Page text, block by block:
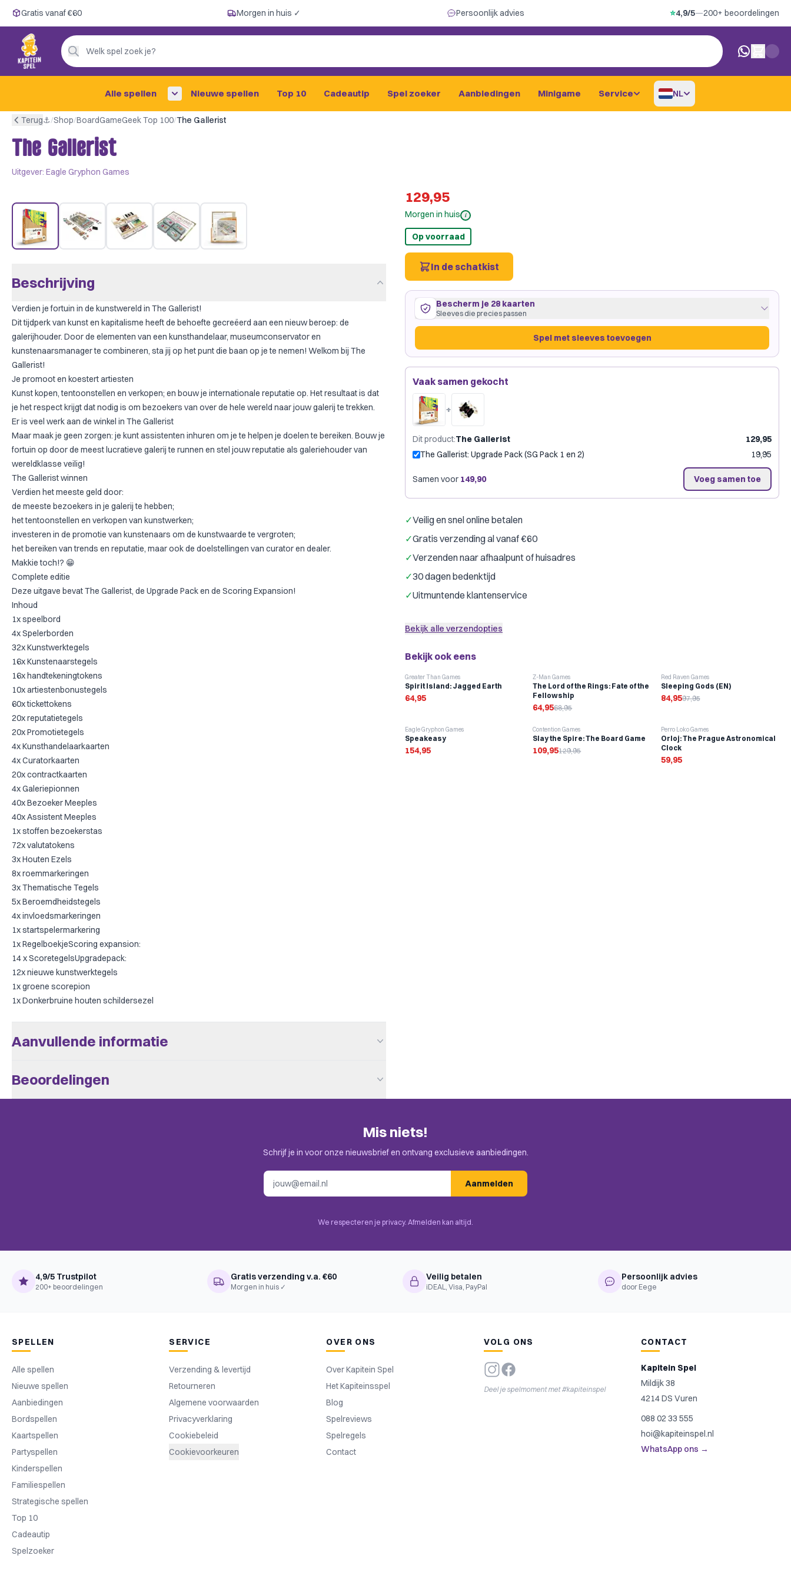
Gratis vanaf €60
Morgen in huis ✓
Persoonlijk advies
4,9/5 —
200+ beoordelingen
Gratis vanaf €60 Morgen in huis ✓ Persoonlijk advies ⭐4,9/5—200+ beoordelingen
Welk spel zoek je?
0 artikelen
Alle spellen Nieuwe spellen Top 10 Cadeautip Spel zoeker Aanbiedingen Minigame Service NL
Terug⚓︎/Shop/BoardGameGeek Top 100/The Gallerist
The Gallerist
Uitgever: Eagle Gryphon Games
Beschrijving
Verdien je fortuin in de kunstwereld in The Gallerist!
Dit tijdperk van kunst en kapitalisme heeft de behoefte gecreëerd aan een nieuw beroep: de
galerijhouder. Door de elementen van een kunsthandelaar, museumconservator en
kunstenaarsmanager te combineren, sta jij op het punt die baan op je te nemen! Welkom bij The
Gallerist!
Je promoot en koestert artiesten
Kunst kopen, tentoonstellen en verkopen; en bouw je internationale reputatie op. Het resultaat is dat
je het respect krijgt dat nodig is om bezoekers van over de hele wereld naar jouw galerij te trekken.
Er is veel werk aan de winkel in The Gallerist
Maar maak je geen zorgen: je kunt assistenten inhuren om je te helpen je doelen te bereiken. Bouw je
fortuin op door de meest lucratieve galerij te runnen en stel jouw reputatie als galeriehouder van
wereldklasse veilig!
The Gallerist winnen
Verdien het meeste geld door:
de meeste bezoekers in je galerij te hebben;
het tentoonstellen en verkopen van kunstwerken;
investeren in de promotie van kunstenaars om de kunstwaarde te vergroten;
het bereiken van trends en reputatie, maar ook de doelstellingen van curator en dealer.
Makkie toch!? 😁
Complete editie
Deze uitgave bevat The Gallerist, de Upgrade Pack en de Scoring Expansion!
Inhoud
1x speelbord
4x Spelerborden
32x Kunstwerktegels
16x Kunstenaarstegels
16x handtekeningtokens
10x artiestenbonustegels
60x tickettokens
20x reputatietegels
20x Promotietegels
4x Kunsthandelaarkaarten
4x Curatorkaarten
20x contractkaarten
4x Galeriepionnen
40x Bezoeker Meeples
40x Assistent Meeples
1x stoffen bezoekerstas
72x valutatokens
3x Houten Ezels
8x roemmarkeringen
3x Thematische Tegels
5x Beroemdheidstegels
4x invloedsmarkeringen
1x startspelermarkering
1x RegelboekjeScoring expansion:
14 x ScoretegelsUpgradepack:
12x nieuwe kunstwerktegels
1x groene scorepion
1x Donkerbruine houten schildersezel
Aanvullende informatie
Commodity Speculation, Contracts, Different Worker Types,
Investment, Open Drafting, Resource to Move, Solo / Solitaire
Beoordelingen
Alleen klanten die dit spel kochten kunnen een beoordeling plaatsen. Check de uitnodiging in je
129,95
Morgen in huis i
Op voorraad
In de schatkist
Bescherm je 28 kaarten
Sleeves die precies passen
Spel met sleeves toevoegen
past precies·Dragon Shield European Mini
Merk: Dragon Shield
Spel met sleeves toevoegen
Vaak samen gekocht
+
Dit product:The Gallerist
129,95
The Gallerist: Upgrade Pack (SG Pack 1 en 2)
19,95
Samen voor 149,90 Voeg samen toe
✓Veilig en snel online betalen
✓Gratis verzending al vanaf €60
✓Verzenden naar afhaalpunt of huisadres
✓30 dagen bedenktijd
✓Uitmuntende klantenservice
Bekijk alle verzendopties
Bekijk ook eens
Greater Than Games
Spirit Island: Jagged Earth
64,95
-6%
Z-Man Games
The Lord of the Rings: Fate of the
Fellowship
64,9568,95
-13%
Red Raven Games
Sleeping Gods (EN)
84,9597,95
Eagle Gryphon Games
Speakeasy
154,95
-15%
Contention Games
Slay the Spire: The Board Game
109,95129,95
Perro Loko Games
Orloj: The Prague Astronomical
Clock
59,95
Mis niets!
Schrijf je in voor onze nieuwsbrief en ontvang exclusieve aanbiedingen.
Aanmelden
We respecteren je privacy. Afmelden kan altijd.
4,9/5 Trustpilot
200+ beoordelingen
Gratis verzending v.a. €60
Morgen in huis ✓
Veilig betalen
iDEAL, Visa, PayPal
Persoonlijk advies
door Eege
SPELLEN
Alle spellen
Nieuwe spellen
Aanbiedingen
Bordspellen
Kaartspellen
Partyspellen
Kinderspellen
Familiespellen
Strategische spellen
Top 10
Cadeautip
Spelzoeker
SERVICE
Verzending & levertijd
Retourneren
Algemene voorwaarden
Privacyverklaring
Cookiebeleid
Cookievoorkeuren
OVER ONS
Over Kapitein Spel
Het Kapiteinsspel
Blog
Spelreviews
Spelregels
Contact
VOLG ONS
Deel je spelmoment met #kapiteinspel
CONTACT
Kapitein Spel
Mildijk 38
4214 DS Vuren
088 02 33 555
hoi@kapiteinspel.nl
WhatsApp ons →